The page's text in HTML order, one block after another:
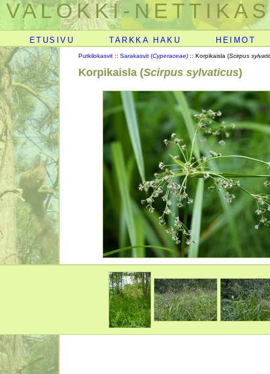
VALOKKI-
ETUSIVU TARKKA HAKU HEIMOT
Putkilokasvit :: Sarakasvit (Cyperaceae) :: Korpikaisla (Scirpus
Korpikaisla (Scirpus sylvaticus)